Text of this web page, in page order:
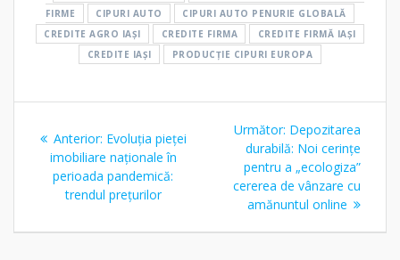
FIRME
CIPURI AUTO
CIPURI AUTO PENURIE GLOBALĂ
CREDITE AGRO IAȘI
CREDITE FIRMA
CREDITE FIRMĂ IAȘI
CREDITE IAȘI
PRODUCȚIE CIPURI EUROPA
articole
Anterior: Articolul
anterior:
Evoluția pieței
imobiliare naționale în
perioada pandemică:
trendul prețurilor
Următor: Articolul
următor:
Depozitarea
durabilă: Noi cerințe
pentru a „ecologiza”
cererea de vânzare cu
amănuntul online